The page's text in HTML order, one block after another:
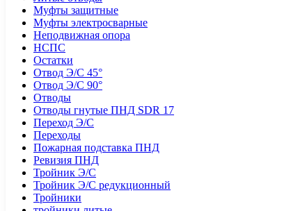
Муфты защитные
Муфты электросварные
Неподвижная опора
НСПС
Остатки
Отвод Э/С 45°
Отвод Э/С 90°
Отводы
Отводы гнутые ПНД SDR 17
Переход Э/С
Переходы
Пожарная подставка ПНД
Ревизия ПНД
Тройник Э/С
Тройник Э/С редукционный
Тройники